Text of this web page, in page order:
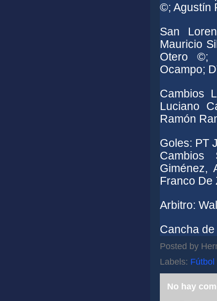
©; Agustín
San
Mauricio
Otero ©;
Ocampo;
Cambios
Luciano
Ramón
Goles: PT
Giménez,
Franco De
Arbitro:
Cancha
Posted by
Labels: Fútbol
No hay